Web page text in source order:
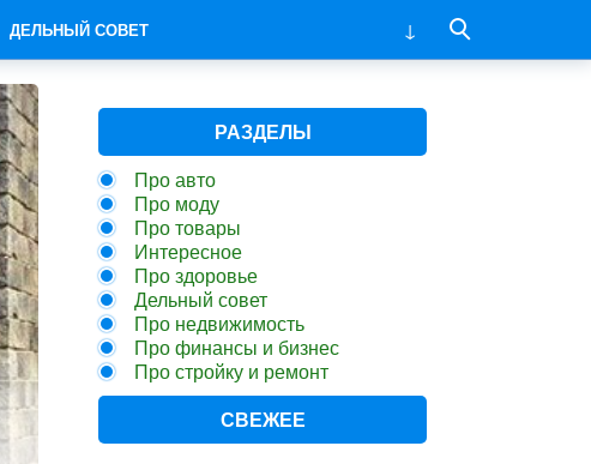
ДЕЛЬНЫЙ СОВЕТ
РАЗДЕЛЫ
Про авто
Про моду
Про товары
Интересное
Про здоровье
Дельный совет
Про недвижимость
Про финансы и бизнес
Про стройку и ремонт
СВЕЖЕЕ